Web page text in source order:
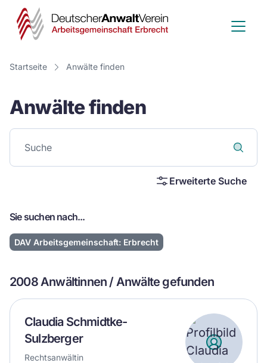
Deutscher
Anwalt
Erbrecht
Startseite Anwälte finden
Anwälte finden
Erweiterte Suche
Sie suchen nach...
DAV Arbeitsgemeinschaft: Erbrecht
2008 Anwältinnen / Anwälte gefunden
Claudia Schmidtke-
Sulzberger
Rechtsanwältin